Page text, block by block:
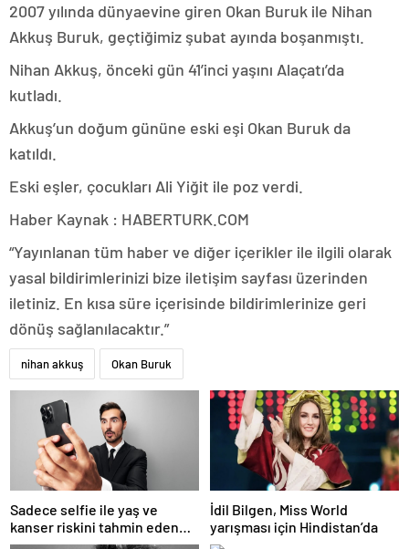
2007 yılında dünyaevine giren Okan Buruk ile Nihan
Akkuş Buruk, geçtiğimiz şubat ayında boşanmıştı.
Nihan Akkuş, önceki gün 41’inci yaşını Alaçatı’da
kutladı.
Akkuş’un doğum gününe eski eşi Okan Buruk da
katıldı.
Eski eşler, çocukları Ali Yiğit ile poz verdi.
Haber Kaynak : HABERTURK.COM
“Yayınlanan tüm haber ve diğer içerikler ile ilgili olarak
yasal bildirimlerinizi bize iletişim sayfası üzerinden
iletiniz. En kısa süre içerisinde bildirimlerinize geri
dönüş sağlanılacaktır.”
nihan akkuş Okan Buruk
Sadece selfie ile yaş ve
kanser riskini tahmin eden
yapay zeka keşfedildi
İdil Bilgen, Miss World
yarışması için Hindistan’da